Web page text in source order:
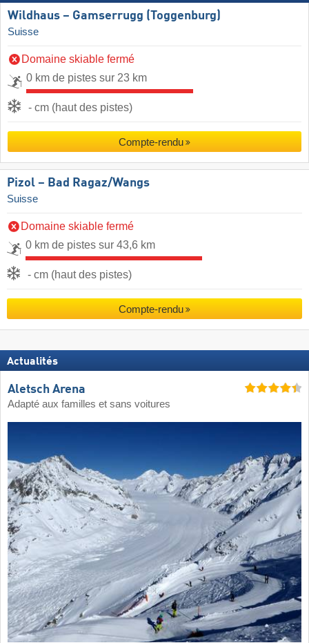
Wildhaus – Gamserrugg (Toggenburg)
Suisse
Domaine skiable fermé
0 km de pistes sur 23 km
- cm (haut des pistes)
Compte-rendu
Pizol – Bad Ragaz/​Wangs
Suisse
Domaine skiable fermé
0 km de pistes sur 43,6 km
- cm (haut des pistes)
Compte-rendu
Actualités
Aletsch Arena
Adapté aux familles et sans voitures